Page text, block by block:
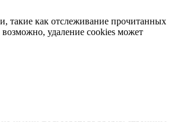
такие как отслеживание прочитанных
удаление cookies может